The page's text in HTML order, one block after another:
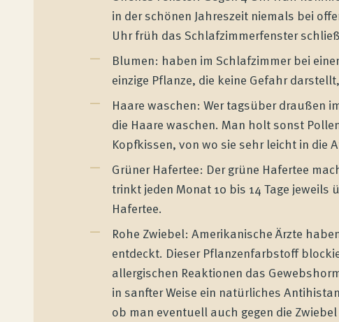
Wenatex Schlafberatung
Individuelle Produktberatung bei Ihnen zu
in der schönen Jahreszeit niemals bei
Uhr früh das Schlafzimmerfenster
Blumen: haben im Schlafzimmer bei
einzige Pflanze, die keine Gefahr
Haare waschen: Wer tagsüber draußen
die Haare waschen. Man holt sonst
Kopfkissen, von wo sie sehr leicht in die
Grüner Hafertee: Der grüne Hafertee
trinkt jeden Monat 10 bis 14 Tage
Hafertee.
Rohe Zwiebel: Amerikanische Ärzte
entdeckt. Dieser Pflanzenfarbstoff
allergischen Reaktionen das
in sanfter Weise ein natürliches
ob man eventuell auch gegen die